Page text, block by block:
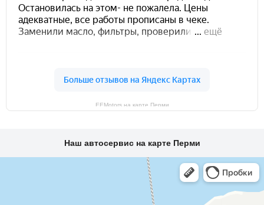
EEMotors на карте Перми
Наш автосервис на карте Перми